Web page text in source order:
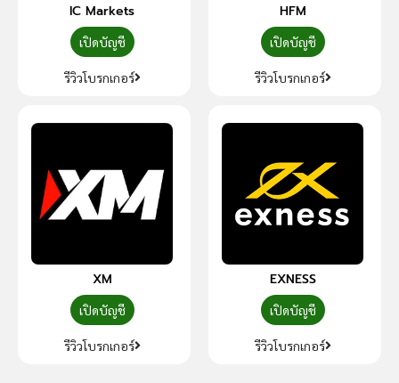
IC Markets
เปิดบัญชี
รีวิวโบรกเกอร์
HFM
เปิดบัญชี
รีวิวโบรกเกอร์
XM
เปิดบัญชี
รีวิวโบรกเกอร์
EXNESS
เปิดบัญชี
รีวิวโบรกเกอร์